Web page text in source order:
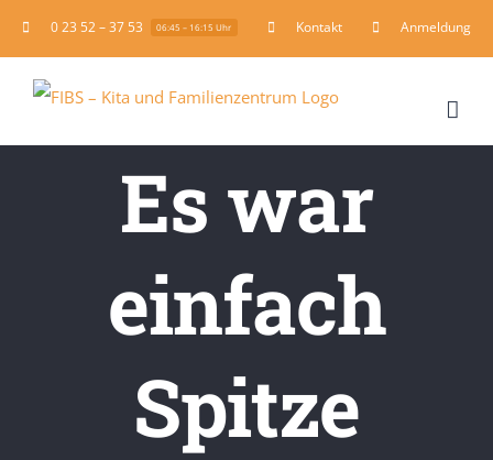
Zum
Inhalt
springen
0 23 52 – 37 53 06:45 – 16:15 Uhr Kontakt Anmeldung
Es war
einfach
Spitze